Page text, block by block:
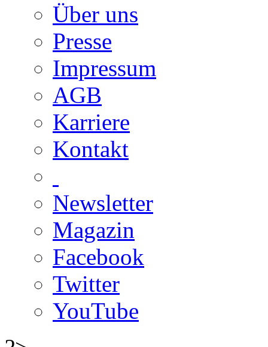
Über uns
Presse
Impressum
AGB
Karriere
Kontakt
Newsletter
Magazin
Facebook
Twitter
YouTube